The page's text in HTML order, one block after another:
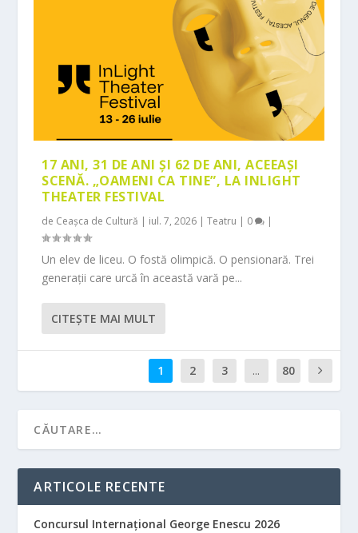
17 ANI, 31 DE ANI ȘI 62 DE ANI, ACEEAȘI
SCENĂ. „OAMENI CA TINE”, LA INLIGHT
THEATER FESTIVAL
de Ceașca de Cultură | iul. 7, 2026 |Teatru | 0 |
Un elev de liceu. O fostă olimpică. O pensionară. Trei
generații care urcă în această vară pe...
CITEŞTE MAI MULT
1 2 3 ... 80
ARTICOLE RECENTE
Concursul Internațional George Enescu 2026